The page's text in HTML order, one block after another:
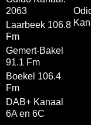
2063
Laarbeek 106.8
Fm
Gemert-Bakel
91.1 Fm
Boekel 106.4
Fm
DAB+ Kanaal
6A en 6C